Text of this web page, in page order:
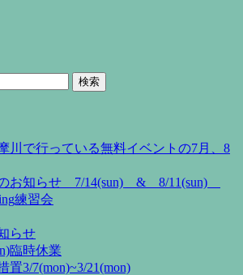
川で行っている無料イベントの7月、8
お知らせ 7/14(sun) & 8/11(sun)
練習会
らせ
臨時休業
置3/7(mon)~3/21(mon)